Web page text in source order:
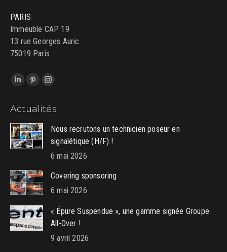
PARIS
Immeuble CAP 19
13 rue Georges Auric
75019 Paris
Trouvez nous sur :
LinkedIn
opens
in
new
window
Pinterest
opens
in
new
window
Instagram
opens
in
new
window
Actualités
Nous recrutons un technicien poseur en
signalétique (H/F) !
6 mai 2026
Covering sponsoring
6 mai 2026
« Épure Suspendue », une gamme signée Groupe
All-Over !
9 avril 2026